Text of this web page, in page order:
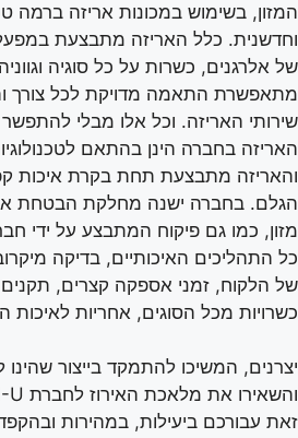
המזון, בשימוש במכונות אריזה ברמה
וחדשנית. כלל האריזה מתבצעת
של אלרגנים, כשרות על כל סוגיה
מתאפשרת התאמה מדויקת לכל צורך
שירותי האריזה. וכל אלו מבלי
האריזה בחברה הינן בהתאם
והאריזה מתבצעת תחת בקרת איכות
הגלם. בחברה ישנה מחלקת הבטחת
מזון, כמו גם פיקוח המתבצע על ידי
כל התהליכים האיכותיים, בדיקה
של הלקוח, זמני אספקה קצרים, תקנים
כשרויות מכל הסוגים, אחריות לאיכות
יצרנים, המשיכו להתמקד בייצור
זאת עבורכם ביעילות, במהירות